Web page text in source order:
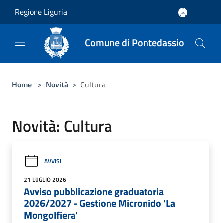
Regione Liguria
Comune di Pontedassio
Home > Novità > Cultura
Novità: Cultura
AVVISI
21 LUGLIO 2026
Avviso pubblicazione graduatoria
2026/2027 - Gestione Micronido 'La
Mongolfiera'